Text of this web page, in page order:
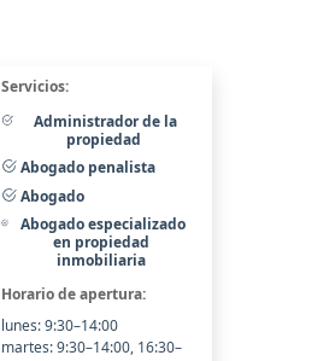
Servicios:
Administrador de la
propiedad
Abogado penalista
Abogado
Abogado especializado
en propiedad
inmobiliaria
Horario de apertura:
lunes: 9:30–14:00
martes: 9:30–14:00, 16:30–